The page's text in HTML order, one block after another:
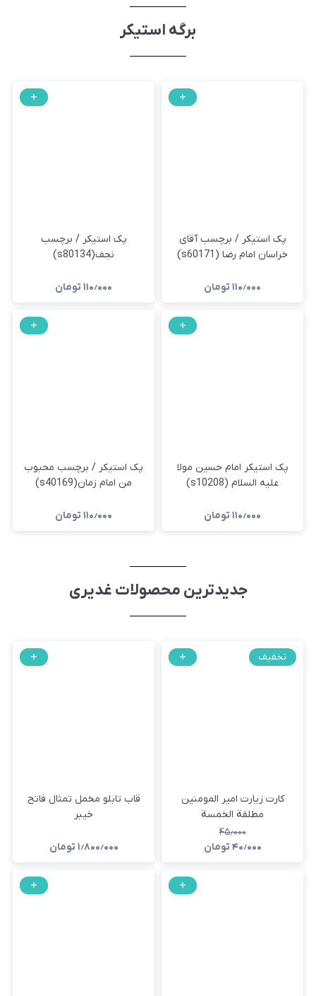
برگه استیکر
پک استیکر / برچسب آقای
خراسان امام رضا (s60171)
۱۱۰٫۰۰۰ تومان
پک استیکر / برچسب
نجف(s80134)
۱۱۰٫۰۰۰ تومان
پک استیکر امام حسین مولا
علیه السلام (s10208)
۱۱۰٫۰۰۰ تومان
پک استیکر / برچسب محبوب
من امام زمان(s40169)
۱۱۰٫۰۰۰ تومان
جدیدترین محصولات غدیری
تخفیف
کارت زیارت امیر المومنین
مطلقة الخمسة
۴۵٫۰۰۰
۴۰٫۰۰۰ تومان
قاب تابلو مخمل تمثال فاتح
خیبر
۱٫۸۰۰٫۰۰۰ تومان